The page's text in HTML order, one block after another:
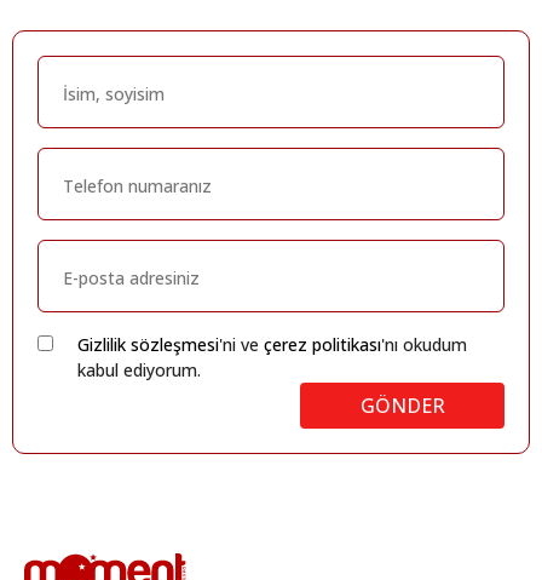
Gizlilik sözleşmesi'ni ve çerez politikası'nı okudum
kabul ediyorum.
GÖNDER